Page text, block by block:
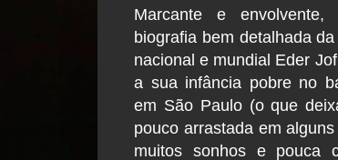
Marcante e
biografia bem detalhada
nacional e mundial Eder
a sua infância pobre no
em São Paulo (o que
pouco arrastada em
muitos sonhos e pouca